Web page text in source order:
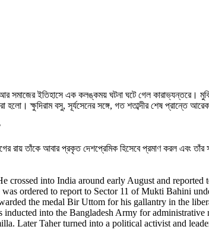
সমাজের ইতিহাসে এক কলঙ্কময় ঘটনা ঘটে গেল কারাভ্যন্তরে।
ক্ষুদিরাম বসু, সূর্যসেনের সঙ্গে, গত শতাব্দীর শেষ প্রান্তে
রায় তাঁকে আবার প্রকৃত দেশপ্রেমিক হিসেবে প্রমাণ করল এবং
into India around early August and reported
ordered to report to Sector 11 of Mukti Bahini
the medal Bir Uttom for his gallantry in the
into the Bangladesh Army for
Later Taher turned into a political activist and